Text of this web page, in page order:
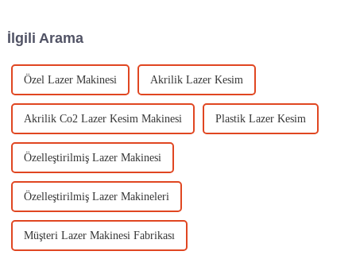
İlgili Arama
Özel Lazer Makinesi Akrilik Lazer Kesim
Akrilik Co2 Lazer Kesim Makinesi Plastik Lazer Kesim
Özelleştirilmiş Lazer Makinesi
Özelleştirilmiş Lazer Makineleri
Müşteri Lazer Makinesi Fabrikası